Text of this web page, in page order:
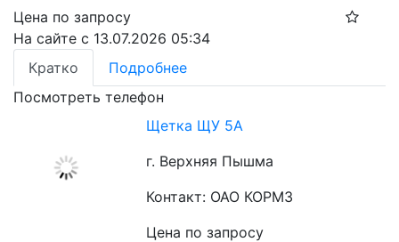
Цена по запросу
На сайте с 13.07.2026 05:34
Кратко
Подробнее
Посмотреть телефон
Щетка ЩУ 5А
г. Верхняя Пышма
Контакт: ОАО КОРМЗ
Цена по запросу